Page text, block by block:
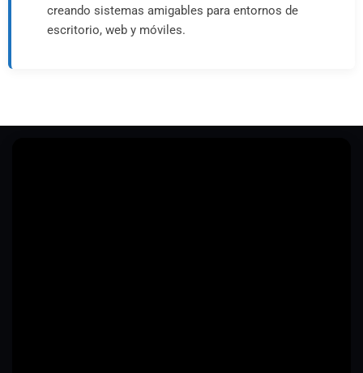
creando sistemas amigables para entornos de
escritorio, web y móviles.